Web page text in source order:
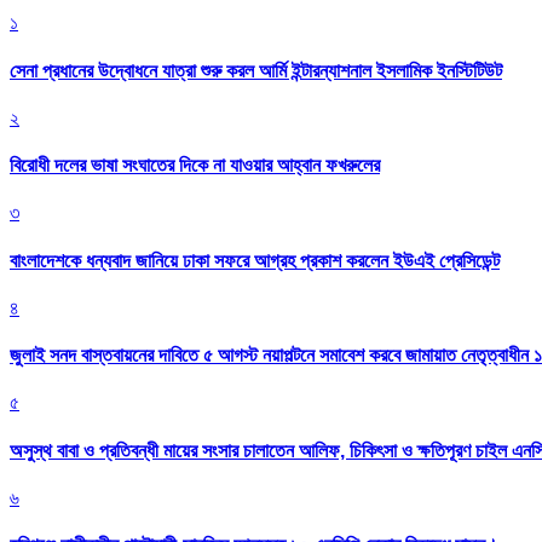
১
সেনা প্রধানের উদ্বোধনে যাত্রা শুরু করল আর্মি ইন্টারন্যাশনাল ইসলামিক ইনস্টিটিউট
২
বিরোধী দলের ভাষা সংঘাতের দিকে না যাওয়ার আহ্বান ফখরুলের
৩
বাংলাদেশকে ধন্যবাদ জানিয়ে ঢাকা সফরে আগ্রহ প্রকাশ করলেন ইউএই প্রেসিডেন্ট
৪
জুলাই সনদ বাস্তবায়নের দাবিতে ৫ আগস্ট নয়াপল্টনে সমাবেশ করবে জামায়াত নেতৃত্বাধীন
৫
অসুস্থ বাবা ও প্রতিবন্ধী মায়ের সংসার চালাতেন আলিফ, চিকিৎসা ও ক্ষতিপূরণ চাইল
৬